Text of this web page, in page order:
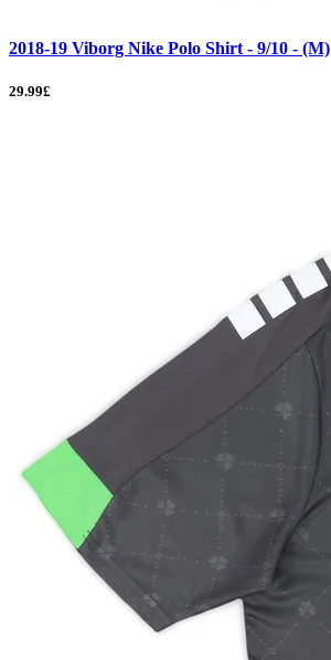
2018-19 Viborg Nike Polo Shirt - 9/10 - (M)
29.99£